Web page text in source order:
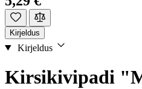
Kirjeldus
Kirjeldus
Kirsikivipadi